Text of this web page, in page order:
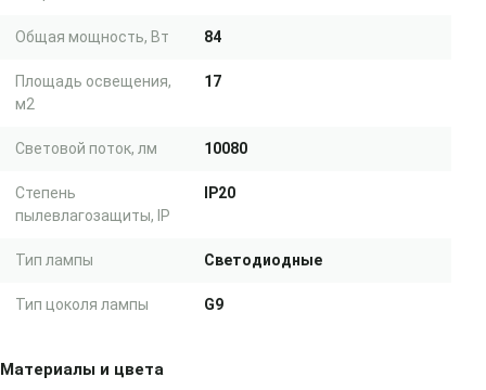
Общая мощность, Вт 84
Площадь освещения,
м2
17
Световой поток, лм 10080
Степень
пылевлагозащиты, IP
IP20
Тип лампы Светодиодные
Тип цоколя лампы G9
Материалы и цвета